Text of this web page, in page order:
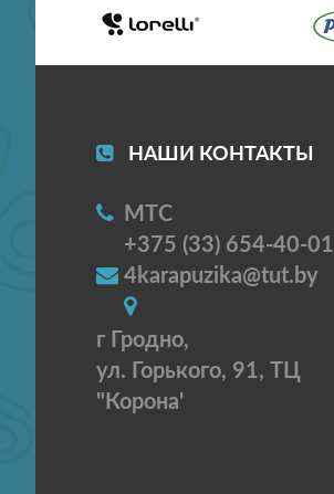
НАШИ КОНТАКТЫ
МТС
+375 (33) 654-40-01
4karapuzika@tut.by
г Гродно,
ул. Горького, 91, ТЦ
"Корона'